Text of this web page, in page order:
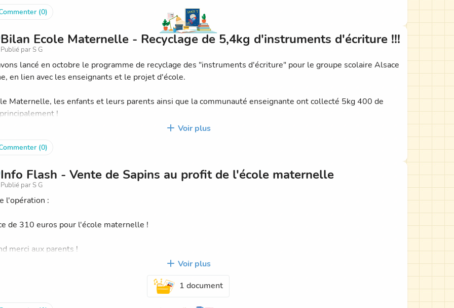
à tous, élèves et enseignants pour cette belle récolte !
continue bien sûr jusqu'à la fin de l'année.
avez des suggestions, n'hésitez pas à nous en faire art.
(0)
Bilan Ecole Maternelle - Recyclage de 5,4kg d'instruments d'écriture !!!
Publié par S G
lancé en octobre le programme de recyclage des "instruments d'écriture" pour le groupe scolaire Alsace
en lien avec les enseignants et le projet d'école.
Maternelle, les enfants et leurs parents ainsi que la communauté enseignante ont collecté 5kg 400 de
!
donc envoyé pour recyclage, au bénéfice de l'école.
!
: Chaque envoi de déchets permet de récolter des points qui peuvent être convertis en dons, sachant
TerraCycle correspond à un centime d’euro.
Voir plus
(0)
Info Flash - Vente de Sapins au profit de l'école maternelle
Publié par S G
l'opération :
de 310 euros pour l'école maternelle !
merci aux parents !
Voir plus
1 document